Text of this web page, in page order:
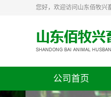
您好，欢迎访问山东佰牧兴
公司首页